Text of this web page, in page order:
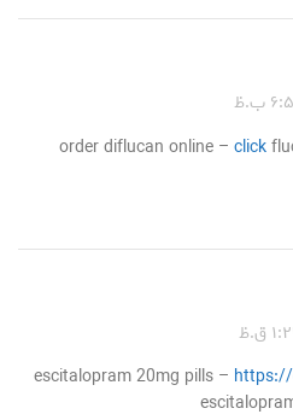
order diflucan online – click
escitalopram 20mg pills –